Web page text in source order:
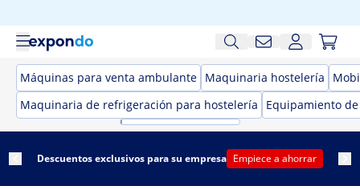
Máquinas para venta ambulante Maquinaria hostelería
Maquinaria de refrigeración para hostelería
Equipamiento
Descuentos exclusivos para su empresa Empiece a ahorrar